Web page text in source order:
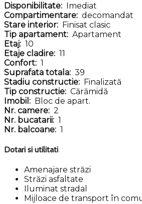
Disponibilitate: Imediat
Compartimentare: decomandat
Stare interior: Finisat clasic
Tip apartament: Apartament
Etaj: 10
Etaje cladire: 11
Confort: 1
Suprafata totala: 39
Stadiu constructie: Finalizată
Tip constructie: Cărămidă
Imobil: Bloc de apart.
Nr. camere: 2
Nr. bucatarii: 1
Nr. balcoane: 1
Dotari si utilitati
Amenajare străzi
Străzi asfaltate
Iluminat stradal
Mijloace de transport în